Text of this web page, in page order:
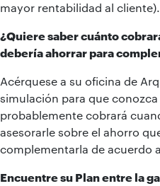
mayor rentabilidad al cliente).
¿Quiere saber cuánto
debería ahorrar para
Acérquese a su oficina de
simulación para que
probablemente cobrará
asesorarle sobre el ahorro
complementarla de acuerdo
Encuentre su Plan entre la